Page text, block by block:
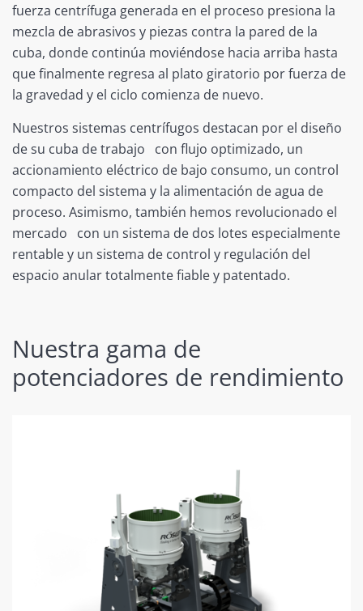
fuerza centrífuga generada en el proceso presiona la
mezcla de abrasivos y piezas contra la pared de la
cuba, donde continúa moviéndose hacia arriba hasta
que finalmente regresa al plato giratorio por fuerza de
la gravedad y el ciclo comienza de nuevo.
Nuestros sistemas centrífugos destacan por el diseño
de su cuba de trabajo con flujo optimizado, un
accionamiento eléctrico de bajo consumo, un control
compacto del sistema y la alimentación de agua de
proceso. Asimismo, también hemos revolucionado el
mercado con un sistema de dos lotes especialmente
rentable y un sistema de control y regulación del
espacio anular totalmente fiable y patentado.
Nuestra gama de
potenciadores de rendimiento